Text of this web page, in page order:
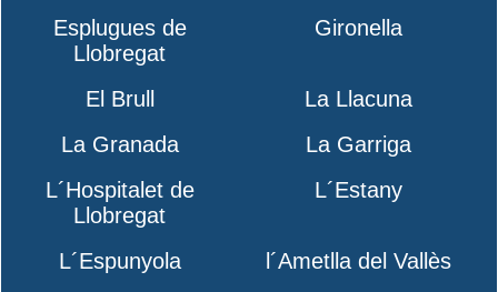
Esplugues de
Llobregat
Gironella
El Brull
La Llacuna
La Granada
La Garriga
L´Hospitalet de
Llobregat
L´Estany
L´Espunyola
l´Ametlla del Vallès